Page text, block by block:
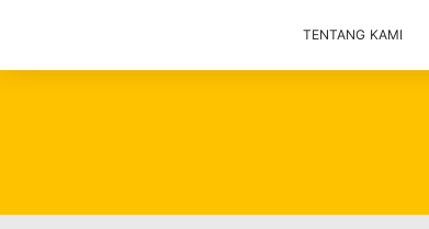
TENTANG KAMI